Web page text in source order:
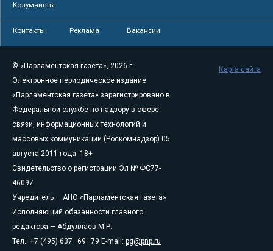
Колумнисты
Контакты Реклама Вакансии
© «Парламентская газета», 2026 г.
Электронное периодическое издание
«Парламентская газета» зарегистрировано в
Федеральной службе по надзору в сфере
связи, информационных технологий и
массовых коммуникаций (Роскомнадзор) 05
августа 2011 года. 18+
Свидетельство о регистрации Эл № ФС77-
46097
Учредитель — АНО «Парламентская газета»
Исполняющий обязанности главного
редактора — Абдуллаев М.Р.
Тел.: +7 (495) 637–69–79 E-mail: pg@pnp.ru
Карта сайта